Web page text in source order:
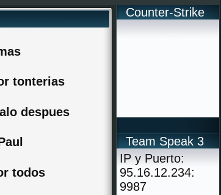
tonterias
despues
todos
Counter-Strike
Team Speak 3
IP y Puerto:
95.16.12.234:
9987